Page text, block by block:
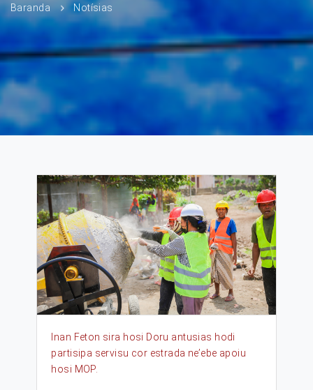
Baranda Notísias
Inan Feton sira hosi Doru antusias hodi
partisipa servisu cor estrada ne’ebe apoiu
hosi MOP.